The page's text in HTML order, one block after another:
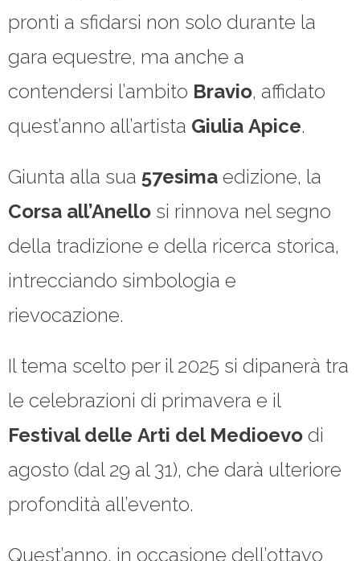
pronti a sfidarsi non solo durante la
gara equestre, ma anche a
contendersi l’ambito Bravio, affidato
quest’anno all’artista Giulia Apice.
Giunta alla sua 57esima edizione, la
Corsa all’Anello si rinnova nel segno
della tradizione e della ricerca storica,
intrecciando simbologia e
rievocazione.
Il tema scelto per il 2025 si dipanerà tra
le celebrazioni di primavera e il
Festival delle Arti del Medioevo di
agosto (dal 29 al 31), che darà ulteriore
profondità all’evento.
Quest’anno, in occasione dell’ottavo